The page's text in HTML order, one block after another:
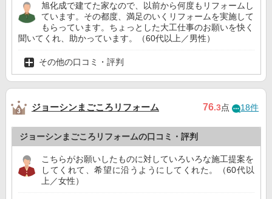
旭化成で建てた家なので、以前から何度もリフォームし
ています。その都度、満足のいくリフォームを実施して
もらっています。ちょっとした大工仕事のお願いを快く
聞いてくれ、助かっています。（60代以上／男性）
その他の口コミ・評判
ジョーシンまごころリフォーム 76.3点 18件
ジョーシンまごころリフォームの口コミ・評判
こちらがお願いしたものに対していろいろな施工提案を
してくれて、希望に沿うようにしてくれた。（60代以
上／女性）